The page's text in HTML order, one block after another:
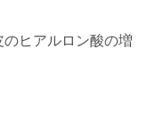
ヒアルロン酸の増